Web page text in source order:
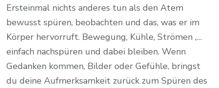
Ersteinmal nichts anderes tun als den Atem
bewusst spüren, beobachten und das, was er im
Körper hervorruft. Bewegung, Kühle, Strömen ,…
einfach nachspüren und dabei bleiben. Wenn
Gedanken kommen, Bilder oder Gefühle, bringst
du deine Aufmerksamkeit zurück zum Spüren des